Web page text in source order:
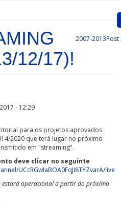
2007-2013Post
12/17)!
- 12:29
para os projetos aprovados
2020 que terá lugar no próximo
em "streaming".
deve clicar no seguinte
UCcRGwIaBOA0FqJI8TYZvarA/live
estará operacional a partir do próximo